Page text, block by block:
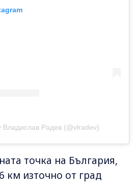
Владислав Радев (@vlradev)
точка на България,
км източно от град